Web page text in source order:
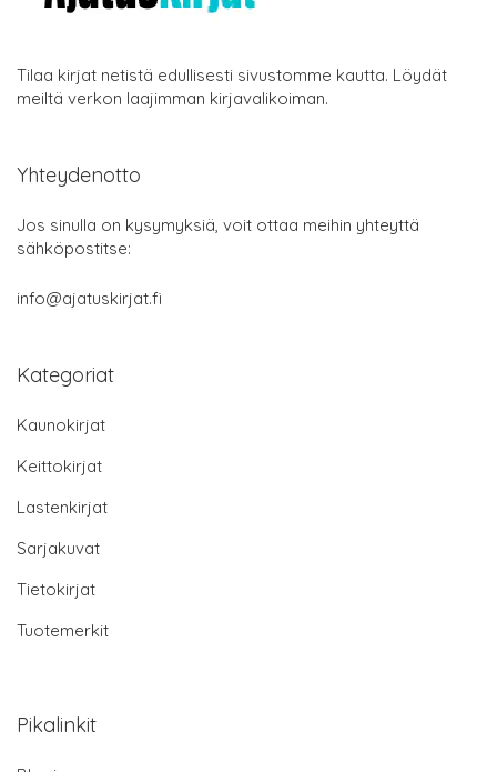
Tilaa kirjat netistä edullisesti sivustomme kautta. Löydät
meiltä verkon laajimman kirjavalikoiman.
Yhteydenotto
Jos sinulla on kysymyksiä, voit ottaa meihin yhteyttä
sähköpostitse:
info@ajatuskirjat.fi
Kategoriat
Kaunokirjat
Keittokirjat
Lastenkirjat
Sarjakuvat
Tietokirjat
Tuotemerkit
Pikalinkit